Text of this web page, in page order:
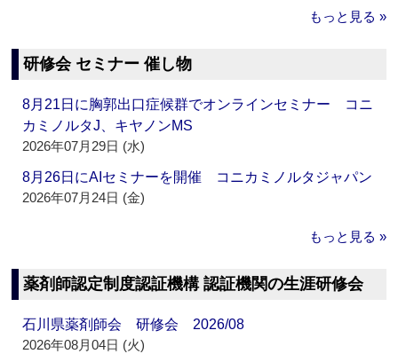
もっと見る »
研修会 セミナー 催し物
8月21日に胸郭出口症候群でオンラインセミナー コニ
カミノルタJ、キヤノンMS
2026年07月29日 (水)
8月26日にAIセミナーを開催 コニカミノルタジャパン
2026年07月24日 (金)
もっと見る »
薬剤師認定制度認証機構 認証機関の生涯研修会
石川県薬剤師会 研修会 2026/08
2026年08月04日 (火)